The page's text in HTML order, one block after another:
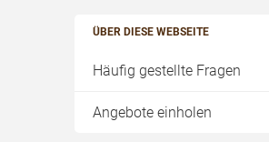
ÜBER DIESE WEBSEITE
Häufig gestellte Fragen
Angebote einholen